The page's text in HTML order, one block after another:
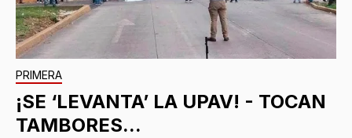
PRIMERA
¡SE ‘LEVANTA’ LA UPAV! - TOCAN
TAMBORES...